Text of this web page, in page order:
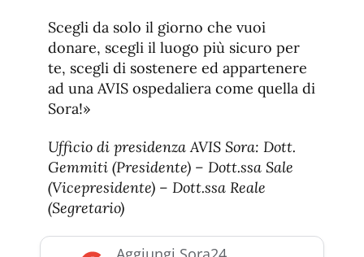
Scegli da solo il giorno che vuoi
donare, scegli il luogo più sicuro per
te, scegli di sostenere ed appartenere
ad una AVIS ospedaliera come quella di
Sora!»
Ufficio di presidenza AVIS Sora: Dott.
Gemmiti (Presidente) – Dott.ssa Sale
(Vicepresidente) – Dott.ssa Reale
(Segretario)